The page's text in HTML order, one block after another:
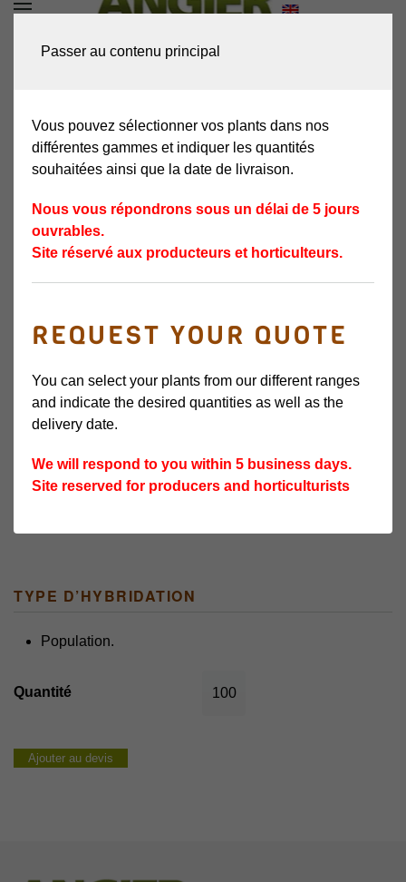
Passer au contenu principal
VARIÉTÉ DE SAISON
BLANCHES
VERTES
TURIONS
TYPE D’HYBRIDATION
Population.
racault
Ajouter au devis
DEMANDEZ VOTRE
Vous pouvez sélectionner vos plants dans nos
différentes gammes et indiquer les quantités
souhaitées ainsi que la date de livraison.
Nous vous répondrons sous un délai de 5 jours
ouvrables.
Site réservé aux producteurs et horticulteurs.
REQUEST YOUR QUOTE
You can select your plants from our different ranges
and indicate the desired quantities as well as the
delivery date.
We will respond to you within 5 business days.
Site reserved for producers and horticulturists